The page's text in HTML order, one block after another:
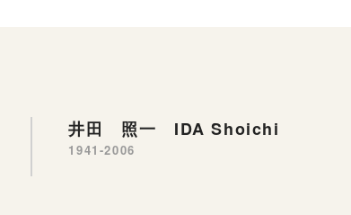
井田 照一 IDA Shoichi
1941-2006